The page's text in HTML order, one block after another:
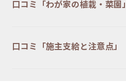
口コミ「わが家の植栽・菜園」
口コミ「施主支給と注意点」